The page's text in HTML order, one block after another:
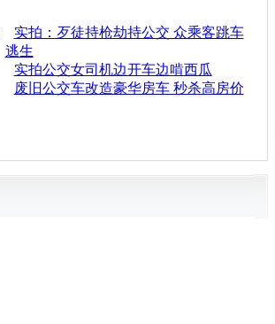
实拍：歹徒持枪劫持公交 众乘客跳车
逃生
实拍公交女司机边开车边啃西瓜
废旧公交车改造豪华房车 秒杀高房价